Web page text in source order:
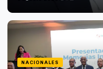
NACIONALES